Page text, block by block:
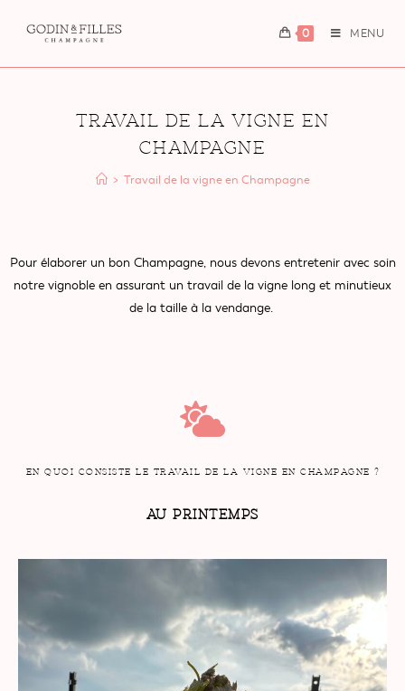
0 MENU
Travail de la vigne en
Champagne
> Travail de la vigne en Champagne
Pour élaborer un bon Champagne, nous devons entretenir avec soin
notre vignoble en assurant un travail de la vigne long et minutieux
de la taille à la vendange.
EN QUOI CONSISTE LE TRAVAIL DE LA VIGNE EN CHAMPAGNE ?
AU PRINTEMPS